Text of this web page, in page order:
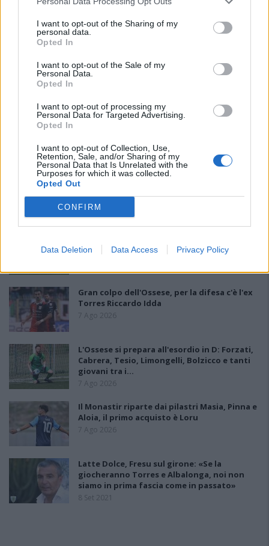
I want to opt-out of the Sharing of my
personal data.
Opted In
I want to opt-out of the Sale of my
Personal Data.
Opted In
I want to opt-out of processing my
Personal Data for Targeted Advertising.
Opted In
I want to opt-out of Collection, Use,
Retention, Sale, and/or Sharing of my
Personal Data that Is Unrelated with the
Purposes for which it was collected.
Opted Out
CONFIRM
Data Deletion Data Access Privacy Policy
PIÙ LETTI OGGI
Carlucci, Bevilacqua, Solinas, Souare e Galic
Gran colpo dell'Ossese, per la difesa c'è l'ex
Torres Riccardo Idda
7 Ago 2026
L'Ossese si prepara all'esordio in D: Forzati,
Cabrera, Tesio, Limongelli, Bolzicco e tanti
giovani tra i…
7 Ago 2026
Il Monastir riparte dai pilastri Masia, Pinna e
Aloia, il primo acquisto è Loru
7 Ago 2026
Latte Dolce, Fresu sul girone: «Se la
giocheranno Torres e Albalonga, noi non
siamo in prima fascia come in passato»
8 Set 2021